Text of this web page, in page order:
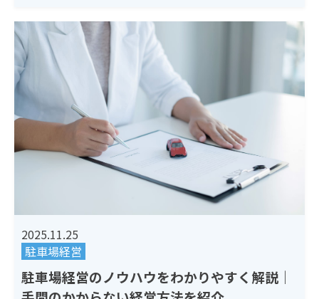
2025.11.25
駐車場経営
駐車場経営のノウハウをわかりやすく解説｜